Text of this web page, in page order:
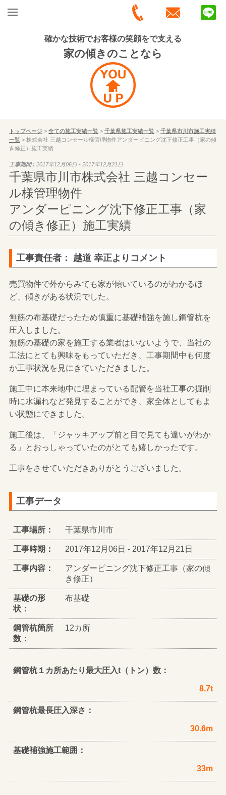
確かな技術でお客様の笑顔をで支える
家の傾きのことなら
トップページ > 全ての施工実績一覧> 千葉県施工実績一覧> 千葉県市川市施工実績
一覧> 株式会社 三越コンセール様管理物件アンダーピニング沈下修正工事（家の傾
き修正）施工実績
工事期間 : 2017年12月06日 - 2017年12月21日
千葉県市川市株式会社 三越コンセー
ル様管理物件
アンダーピニング沈下修正工事（家
の傾き修正）施工実績
工事責任者： 越道 幸正よりコメント
売買物件で外からみても家が傾いているのがわかるほ
ど、傾きがある状況でした。
無筋の布基礎だったため慎重に基礎補強を施し鋼管杭を
圧入しました。
無筋の基礎の家を施工する業者はいないようで、当社の
工法にとても興味をもっていただき、工事期間中も何度
か工事状況を見にきていただきました。
施工中に本来地中に埋まっている配管を当社工事の掘削
時に水漏れなど発見することができ、家全体としてもよ
い状態にできました。
施工後は、「ジャッキアップ前と目で見ても違いがわか
る」とおっしゃっていたのがとても嬉しかったです。
工事をさせていただきありがとうございました。
工事データ
工事場所： 千葉県市川市
工事時期： 2017年12月06日 - 2017年12月21日
工事内容：
アンダーピニング沈下修正工事（家の傾
き修正）
基礎の形
状：
布基礎
鋼管杭箇所
数：
12カ所
鋼管杭１カ所あたり最大圧入t（トン）数：
8.7t
鋼管杭最長圧入深さ：
30.6m
基礎補強施工範囲：
33m